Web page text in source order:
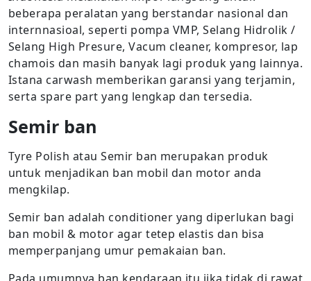
beberapa peralatan yang berstandar nasional dan
internnasioal, seperti pompa VMP, Selang Hidrolik /
Selang High Presure, Vacum cleaner, kompresor, lap
chamois dan masih banyak lagi produk yang lainnya.
Istana carwash memberikan garansi yang terjamin,
serta spare part yang lengkap dan tersedia.
Semir ban
Tyre Polish atau Semir ban merupakan produk
untuk menjadikan ban mobil dan motor anda
mengkilap.
Semir ban adalah conditioner yang diperlukan bagi
ban mobil & motor agar tetep elastis dan bisa
memperpanjang umur pemakaian ban.